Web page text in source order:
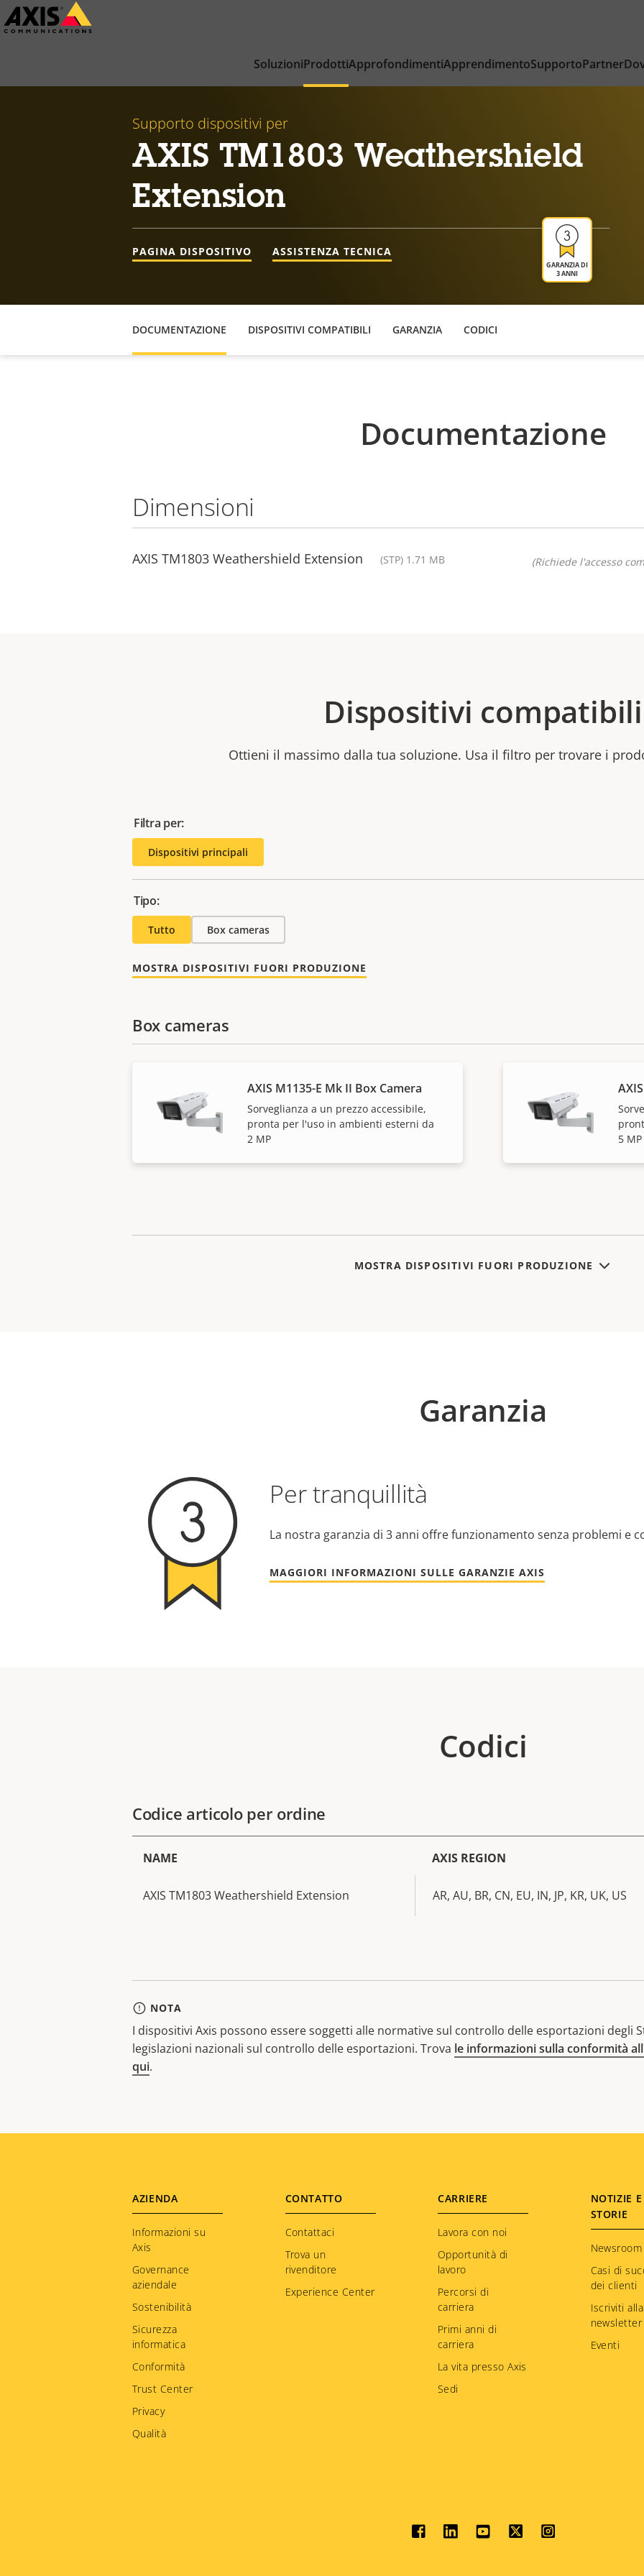
Salta
al
SoluzioniProdottiApprofondimentiApprendimentoSupportoPartner
Supporto dispositivi per
AXIS TM1803 Weathershield
Extension
GARANZIA DI
3 ANNI
PAGINA DISPOSITIVO ASSISTENZA TECNICA
DOCUMENTAZIONE DISPOSITIVI COMPATIBILI GARANZIA CODICI
Documentazione
Dimensioni
AXIS TM1803 Weathershield Extension (STP) 1.71 MB (Richiede l'accesso
Dispositivi compatibili
Ottieni il massimo dalla tua soluzione. Usa il filtro per trovare i
Filtra per:
Dispositivi principali
Tipo:
Tutto Box cameras
MOSTRA DISPOSITIVI FUORI PRODUZIONE
Box cameras
AXIS M1135-E Mk II Box Camera
Sorveglianza a un prezzo accessibile,
pronta per l'uso in ambienti esterni da
2 MP
5 MP
MOSTRA DISPOSITIVI FUORI PRODUZIONE
Garanzia
Per tranquillità
La nostra garanzia di 3 anni offre funzionamento senza problemi e
MAGGIORI INFORMAZIONI SULLE GARANZIE AXIS
Codici
Codice articolo per ordine
NAME AXIS REGION
AXIS TM1803 Weathershield Extension AR, AU, BR, CN, EU, IN, JP, KR, UK, US
NOTA
I dispositivi Axis possono essere soggetti alle normative sul controllo delle esportazioni degli
legislazioni nazionali sul controllo delle esportazioni. Trova le informazioni sulla conformità
qui.
Footer
menu
AZIENDA
Informazioni su
Axis
Governance
aziendale
Sostenibilità
Sicurezza
informatica
Conformità
Trust Center
Privacy
Qualità
CONTATTO
Contattaci
Trova un
rivenditore
Experience Center
CARRIERE
Lavora con noi
Opportunità di
lavoro
Percorsi di
carriera
Primi anni di
carriera
La vita presso Axis
Sedi
NOTIZIE E
STORIE
Newsroom
Casi di
dei clienti
Iscriviti alla
newsletter
Eventi
Social